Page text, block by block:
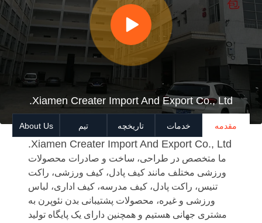
Xiamen Creater Import And Export Co., Ltd.
مقدمه خدمات تاریخچه تیم About Us
Xiamen Creater Import And Export Co., Ltd.
ما متخصص در طراحی، ساخت و صادرات محصولات
ورزشی مختلف مانند کیف پادل، کیف ورزشی، راکت
تنیس، راکت پادل، کیف مدرسه، کیف اداری، لباس
ورزشی و غیره، محصولات پشتیبانی بدن نئوپرن به
مشتری جهانی هستیم و همچنین دارای یک پایگاه تولید